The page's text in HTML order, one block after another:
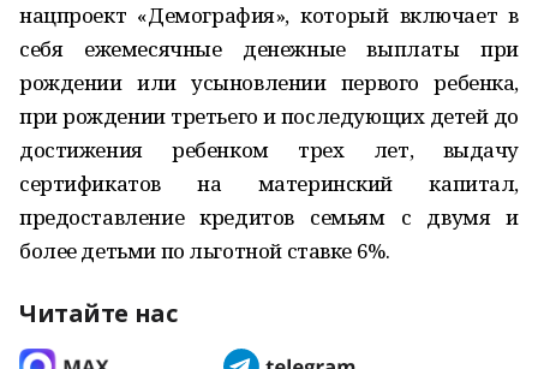
нацпроект «Демография», который включает в
себя ежемесячные денежные выплаты при
рождении или усыновлении первого ребенка,
при рождении третьего и последующих детей до
достижения ребенком трех лет, выдачу
сертификатов на материнский капитал,
предоставление кредитов семьям с двумя и
более детьми по льготной ставке 6%.
Читайте нас